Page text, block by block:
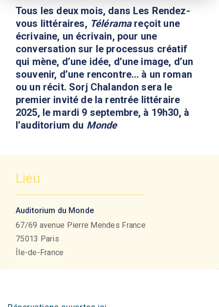
Tous les deux mois, dans Les Rendez-
vous littéraires, Téléramareçoit une
écrivaine, un écrivain, pour une
conversation sur le processus créatif
qui mène, d’une idée, d’une image, d’un
souvenir, d’une rencontre… à un roman
ou un récit. Sorj Chalandon sera le
premier invité de la rentrée littéraire
2025, le mardi 9 septembre, à 19h30, à
l’auditorium du Monde
Lieu
Auditorium du Monde
67/69 avenue Pierre Mendes France
75013 Paris
Île-de-France